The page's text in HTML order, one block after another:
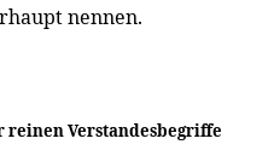
nennen.
Verstandesbegriffe